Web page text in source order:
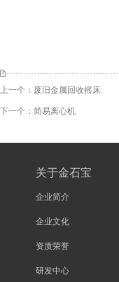
上一个： 废旧金属回收摇床
下一个： 简易离心机
关于金石宝
企业简介
企业文化
资质荣誉
研发中心